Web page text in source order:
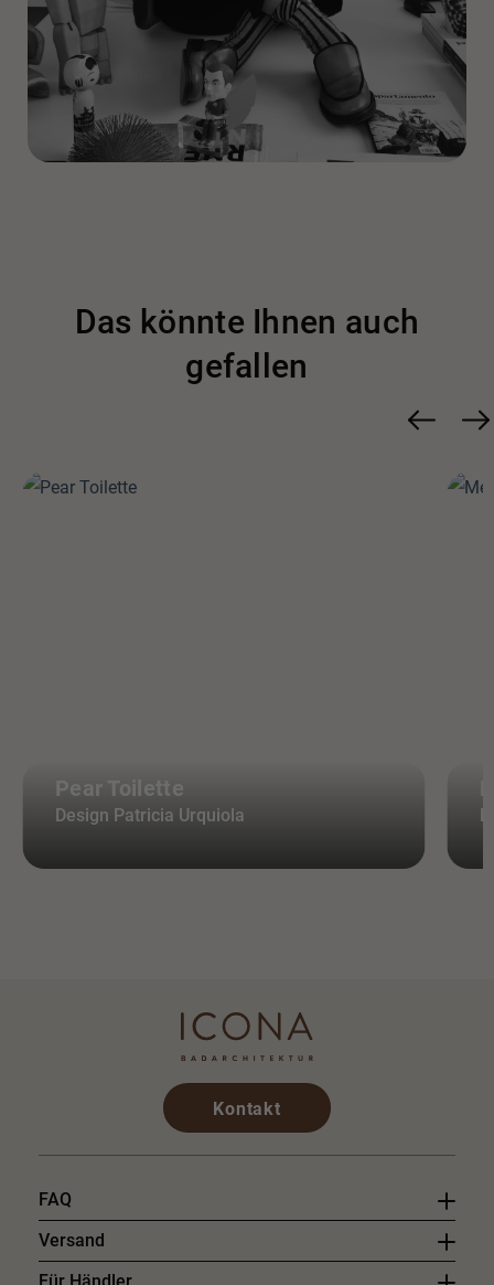
Das könnte Ihnen auch
gefallen
Pear Toilette
Design Patricia Urquiola
Kontakt
FAQ
Versand